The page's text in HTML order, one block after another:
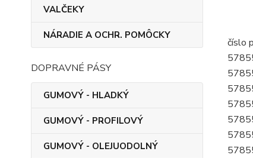
VALČEKY
NÁRADIE A OCHR. POMÔCKY
DOPRAVNÉ PÁSY
GUMOVÝ - HLADKÝ
GUMOVÝ - PROFILOVÝ
GUMOVÝ - OLEJUODOLNÝ
číslo